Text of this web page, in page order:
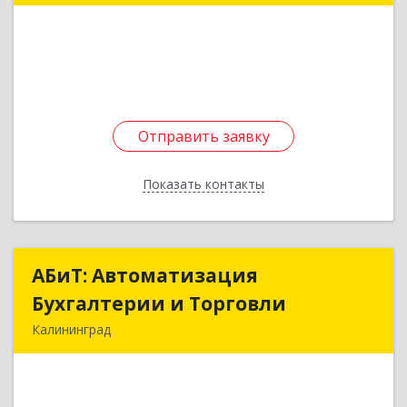
Отправить заявку
Показать контакты
Отправить заявку
Назад
АБиТ: Автоматизация
Бухгалтерии и Торговли
Калининград
АБиТ: Автоматизация
Бухгалтерии и Торговли